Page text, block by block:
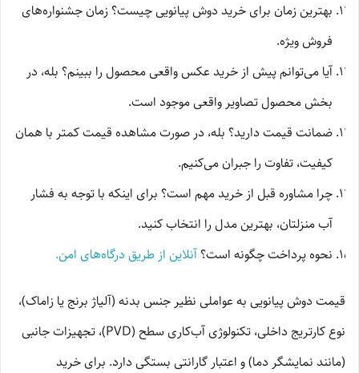
بهترین زمان برای خرید دوش پیانویی چیست؟ زمان جشنواره‌های
فروش ویژه.
آیا می‌توانم پیش از خرید عکس واقعی محصول را ببینم؟ بله، در
بخش محصول تصاویر واقعی موجود است.
ضمانت قیمت دارید؟ بله، در صورت مشاهده قیمت کمتر با همان
کیفیت، تفاوت را جبران می‌کنیم.
چرا مشاوره قبل از خرید مهم است؟ برای اینکه با توجه به فشار
آب منزلتان، بهترین مدل را انتخاب کنید.
نحوه پرداخت چگونه است؟آنلاین از طریق درگاه‌های امن.
قیمت دوش پیانویی به عواملی نظیر جنس بدنه (آلیاژ برنج یا زاماک)،
نوع کارتریج داخلی، تکنولوژی آب‌کاری سطح (PVD)، تجهیزات جانبی
(مانند نمایشگر دما) و اعتبار گارانتی بستگی دارد. برای خرید